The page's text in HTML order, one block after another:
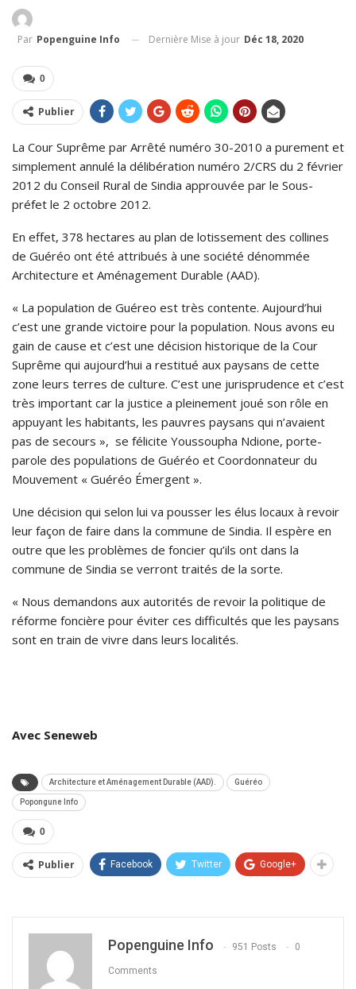
Par Popenguine Info Dernière Mise à jour Déc 18, 2020
0
Publier
La Cour Suprême par Arrêté numéro 30-2010 a purement et
simplement annulé la délibération numéro 2/CRS du 2 février
2012 du Conseil Rural de Sindia approuvée par le Sous-
préfet le 2 octobre 2012.
En effet, 378 hectares au plan de lotissement des collines
de Guéréo ont été attribués à une société dénommée
Architecture et Aménagement Durable (AAD).
« La population de Guéreo est très contente. Aujourd’hui
c’est une grande victoire pour la population. Nous avons eu
gain de cause et c’est une décision historique de la Cour
Suprême qui aujourd’hui a restitué aux paysans de cette
zone leurs terres de culture. C’est une jurisprudence et c’est
très important car la justice a pleinement joué son rôle en
appuyant les habitants, les pauvres paysans qui n’avaient
pas de secours », se félicite Youssoupha Ndione, porte-
parole des populations de Guéréo et Coordonnateur du
Mouvement « Guéréo Émergent ».
Une décision qui selon lui va pousser les élus locaux à revoir
leur façon de faire dans la commune de Sindia. Il espère en
outre que les problèmes de foncier qu’ils ont dans la
commune de Sindia se verront traités de la sorte.
« Nous demandons aux autorités de revoir la politique de
réforme foncière pour éviter ces difficultés que les paysans
sont en train de vivre dans leurs localités.
Avec Seneweb
Architecture et Aménagement Durable (AAD). Guéréo
Popongune Info
0
Publier Facebook Twitter Google+
Popenguine Info 951 Posts 0
Comments